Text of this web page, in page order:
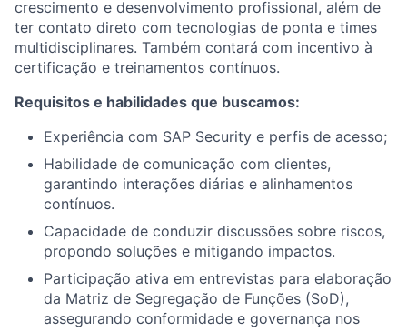
crescimento e desenvolvimento profissional, além de
ter contato direto com tecnologias de ponta e times
multidisciplinares. Também contará com incentivo à
certificação e treinamentos contínuos.
Requisitos e habilidades que buscamos:
Experiência com SAP Security e perfis de acesso;
Habilidade de comunicação com clientes,
garantindo interações diárias e alinhamentos
contínuos.
Capacidade de conduzir discussões sobre riscos,
propondo soluções e mitigando impactos.
Participação ativa em entrevistas para elaboração
da Matriz de Segregação de Funções (SoD),
assegurando conformidade e governança nos